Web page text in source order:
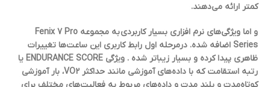
کمتر ارائه می‌دهند.
و اما ویژگی‌های نرم افزاری بسیار کاربردی به مجموعه Fenix 7 Pro
Series اضافه شده. درمرحله اول رابط کاربری این ساعت‌ها تغییرات
ظاهری پیدا کرده و بسیار زیباتر شده . ویژگی ENDURANCE SCORE یا
رتبه استقامت که با داده‌های آموزشی مانند حداکثر VO2، بار آموزشی